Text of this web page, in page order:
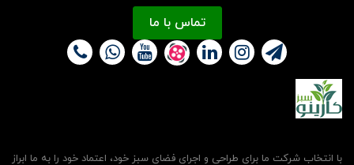
تماس با ما
با انتخاب شرکت ما برای طراحی و اجرای فضای سبز خود، اعتماد خود را به ما ابراز